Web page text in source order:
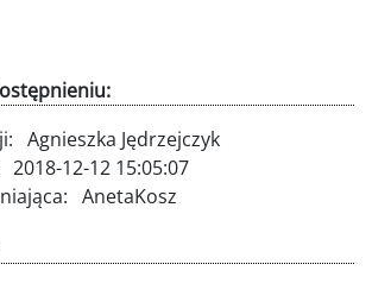
Agnieszka Jędrzejczyk
2018-12-12 15:05:07
AnetaKosz